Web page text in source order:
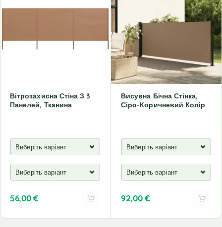
Вітрозахисна Стіна З 3
Панелей, Тканина
56,00€
Висувна Бічна Стінка,
Сіро-Коричневий Колір
92,00€